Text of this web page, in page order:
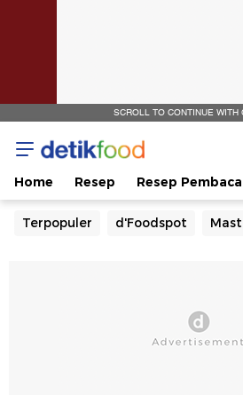
SCROLL TO CONTINUE WITH
Home Resep Resep Pembaca
Terpopuler d'Foodspot